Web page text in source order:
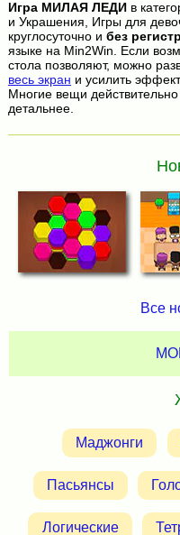
Игра МИЛАЯ ЛЕДИв
и Украшения, Игры для
круглосуточно и без
языке на Min2Win. Если
стола позволяют, можно
весь экран и усилить
Многие вещи
детальнее.
Все
Маджонги
Пасьянсы
Логические